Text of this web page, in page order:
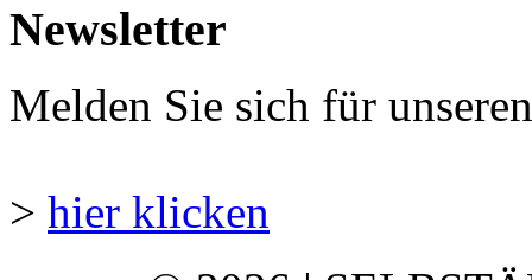
Newsletter
Melden Sie sich für
> hier klicken